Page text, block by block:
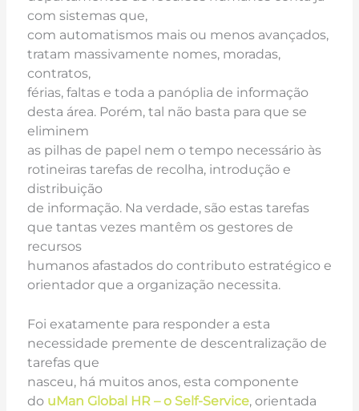
com sistemas que,
com automatismos mais ou menos avançados,
tratam massivamente nomes, moradas,
contratos,
férias, faltas e toda a panóplia de informação
desta área. Porém, tal não basta para que se
eliminem
as pilhas de papel nem o tempo necessário às
rotineiras tarefas de recolha, introdução e
distribuição
de informação. Na verdade, são estas tarefas
que tantas vezes mantêm os gestores de
recursos
humanos afastados do contributo estratégico e
orientador que a organização necessita.
Foi exatamente para responder a esta
necessidade premente de descentralização de
tarefas que
nasceu, há muitos anos, esta componente
do uMan Global HR – o Self-Service, orientada